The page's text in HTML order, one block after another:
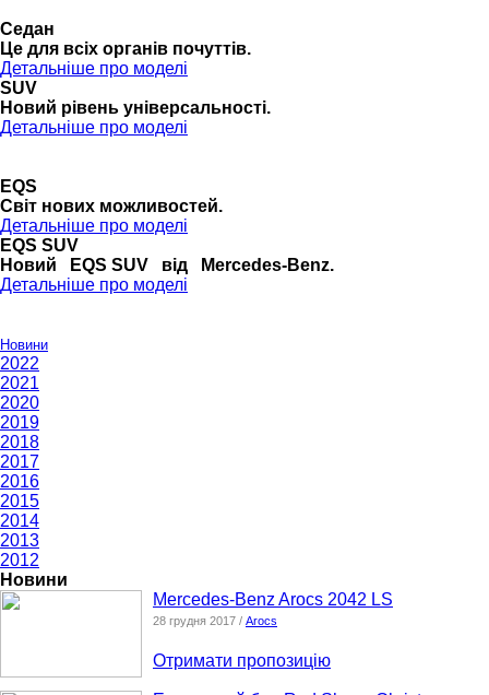
Седан
Це для всіх органів почуттів.
Детальніше про моделі
SUV
Новий рівень універсальності.
Детальніше про моделі
EQS
Cвіт нових можливостей.
Детальніше про моделі
EQS SUV
Новий EQS SUV від Mercedes-Benz.
Детальніше про моделі
Новини
2022
2021
2020
2019
2018
2017
2016
2015
2014
2013
2012
Новини
Mercedes-Benz Arocs 2042 LS
28 грудня 2017 / Arocs
Отримати пропозицію